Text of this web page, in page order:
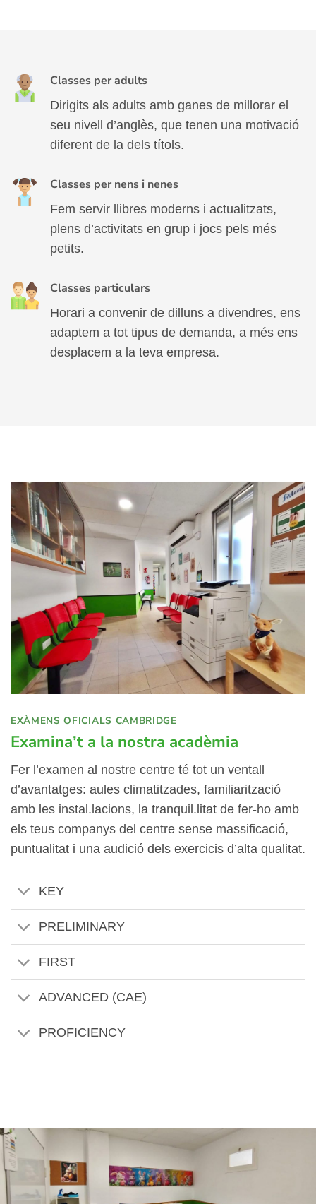
Classes per adults
Dirigits als adults amb ganes de millorar el
seu nivell d’anglès, que tenen una motivació
diferent de la dels títols.
Classes per nens i nenes
Fem servir llibres moderns i actualitzats,
plens d’activitats en grup i jocs pels més
petits.
Classes particulars
Horari a convenir de dilluns a divendres, ens
adaptem a tot tipus de demanda, a més ens
desplacem a la teva empresa.
EXÀMENS OFICIALS CAMBRIDGE
Examina’t a la nostra acadèmia
Fer l’examen al nostre centre té tot un ventall
d’avantatges: aules climatitzades, familiarització
amb les instal.lacions, la tranquil.litat de fer-ho amb
els teus companys del centre sense massificació,
puntualitat i una audició dels exercicis d’alta qualitat.
KEY
PRELIMINARY
FIRST
ADVANCED (CAE)
PROFICIENCY